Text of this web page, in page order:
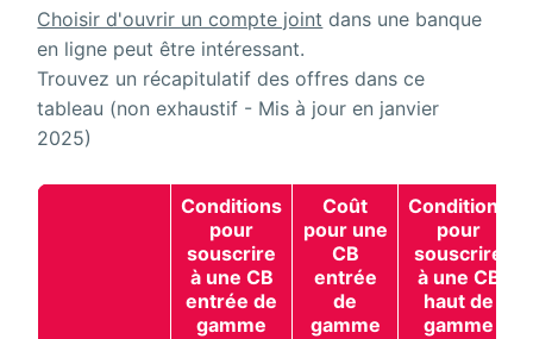
Choisir d'ouvrir un compte joint dans une banque
en ligne peut être intéressant.
Trouvez un récapitulatif des offres dans ce
tableau (non exhaustif - Mis à jour en janvier
2025)
Conditions
pour
souscrire
à une CB
entrée de
gamme
Coût
pour une
CB
entrée
de
gamme
Conditions
pour
souscrire
à une CB
haut de
gamme